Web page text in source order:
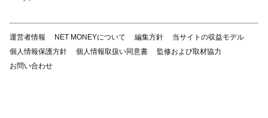
運営者情報 NET MONEYについて 編集方針
当サイトの収益モデル
個人情報保護方針
個人情報取扱い同意書
監修および取材協力
お問い合わせ